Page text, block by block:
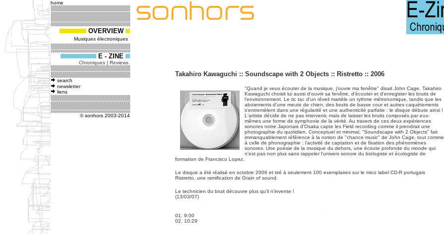
home
OVERVIEW
Musiques électroniques
E - ZINE
Chroniques | Reviews
search
newsletter
liens
© sonhors 2003-2014
Takahiro Kawaguchi :: Soundscape with 2 Objects :: Ristretto :: 2006
"Quand je veux écouter de la musique, j'ouvre ma fenêtre" disait John Cage. Takahiro
Kawaguchi choisit lui aussi d'ouvrir sa fenêtre, d'écouter et d'enregister les bruits de
l'environnement. Le tic tac d'un réveil martèle un rythme métronomique, tandis que les
aboiements d'une meute de chien, des bruits de basse cour et autres caquètements
s'entremèlent dans une régularité et une authenticité parfaite : le disque débute ainsi !
L'artiste décide de ne pas intervenir, mais de laisser les bruits composés par eux-
mêmes une forme de symphonie de la vérité. Au travers de ces deux expériences
sonores notre Japonais d'Osaka capte les Field recording comme il prendrait une
photographie du quotidien. Conceptuel et minimal, "Soundscape with 2 Objects" fait
immanquablement référence à la notion de "chance music" de John Cage, tout comme
à celle de phonographie : l'activité de captation et de fixation des phénomènes
sonores. Une poésie de la musique du dehors, une écoute profonde du monde qui
n'est pas non plus sans rappeler l'univers sonore du biologiste et écologiste de
formation de Francisco Lopez.
Le disque a été réalisé en octobre 2006 et tiré à seulement 100 exemplaires sur le mico label CD-R portugais
Ristretto, une ramification de Grain of sound.
Le technicien du bruit découvre plus qu'il n'invente !
(13/03/07)
01. 9:00
02. 10:29